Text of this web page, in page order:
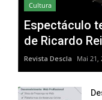
Cultura
Espectáculo
de Ricardo
Revista Descla Mai 21,